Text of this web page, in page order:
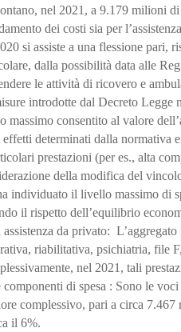
nel 2021, a 9.179 milioni
dei costi sia per
si assiste a una flessione pari,
dalla possibilità data alle
le attività di ricovero e
introdotte dal Decreto Legge
massimo consentito al valore
determinati dalla normativa
prestazioni (per es., alta
della modifica del
individuato il livello massimo di
il rispetto dell’equilibrio
da privato:
riabilitativa, psichiatria, file
nel 2021, tali
di spesa : Sono le voci
complessivo, pari a circa
il 6%.